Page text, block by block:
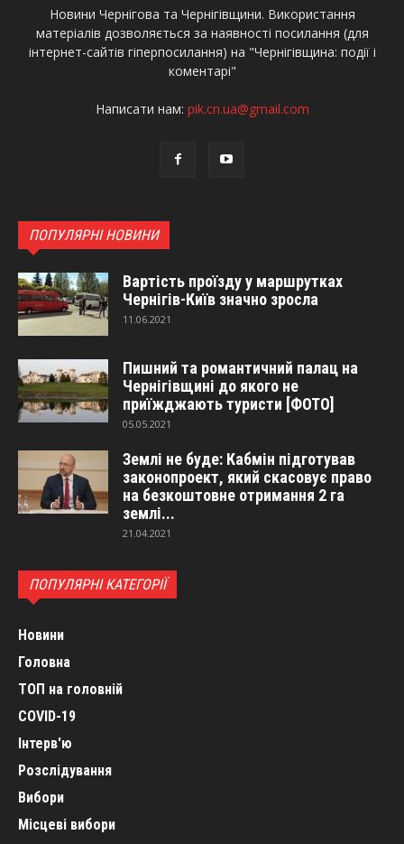
Новини Чернігова та Чернігівщини. Використання
матеріалів дозволяється за наявності посилання (для
інтернет-сайтів гіперпосилання) на "Чернігівщина: події і
коментарі"
Написати нам: pik.cn.ua@gmail.com
ПОПУЛЯРНІ НОВИНИ
Вартість проїзду у маршрутках
Чернігів-Київ значно зросла
11.06.2021
Пишний та романтичний палац на
Чернігівщині до якого не
приїжджають туристи [ФОТО]
05.05.2021
Землі не буде: Кабмін підготував
законопроект, який скасовує право
на безкоштовне отримання 2 га
землі...
21.04.2021
ПОПУЛЯРНІ КАТЕГОРІЇ
Новини
Головна
ТОП на головній
COVID-19
Інтерв'ю
Розслідування
Вибори
Місцеві вибори